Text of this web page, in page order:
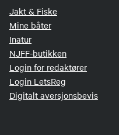
Jakt & Fiske
Mine båter
Inatur
NJFF-butikken
Login for redaktører
Login LetsReg
Digitalt aversjonsbevis